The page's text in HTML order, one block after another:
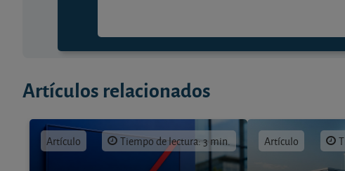
Artículos relacionados
Artículo Tiempo de lectura: 3 min. Artículo